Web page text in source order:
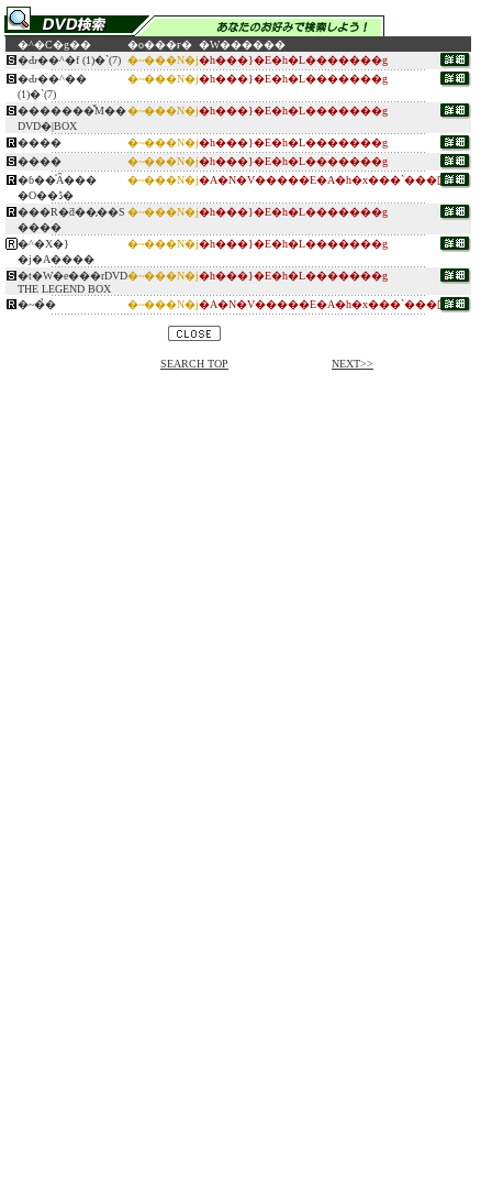
�^�C�g�� �o���ғ� �W������
�Ԃ��^�f (1)�`(7) �~���N�j�h���}�E�h�L�������g
�Ԃ��^��
(1)�`(7)
�~���N�j�h���}�E�h�L�������g
�������̌M��
DVD�|BOX
�~���N�j�h���}�E�h�L�������g
���� �~���N�j�h���}�E�h�L�������g
����
�~���N�j�h���}�E�h�L�������g
�ɓ��̍Ȃ���
�O��ڈ�
�~���N�j�A�N�V�����E�A�h�x���`���[
���R�ƌ��̗��S
����
�~���N�j�h���}�E�h�L�������g
�^�X�}
�j�A����
�~���N�j�h���}�E�h�L�������g
�t�W�e���rDVD
THE LEGEND BOX
�~���N�j�h���}�E�h�L�������g
�~�̉� �~���N�j�A�N�V�����E�A�h�x���`���[
SEARCH TOP NEXT>>